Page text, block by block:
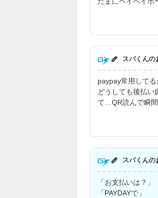
スパくんの
paypay常用して
どうしても後払い
て…QR読んで瞬
スパくんの
「お支払いは？」
「PAYDAYで」